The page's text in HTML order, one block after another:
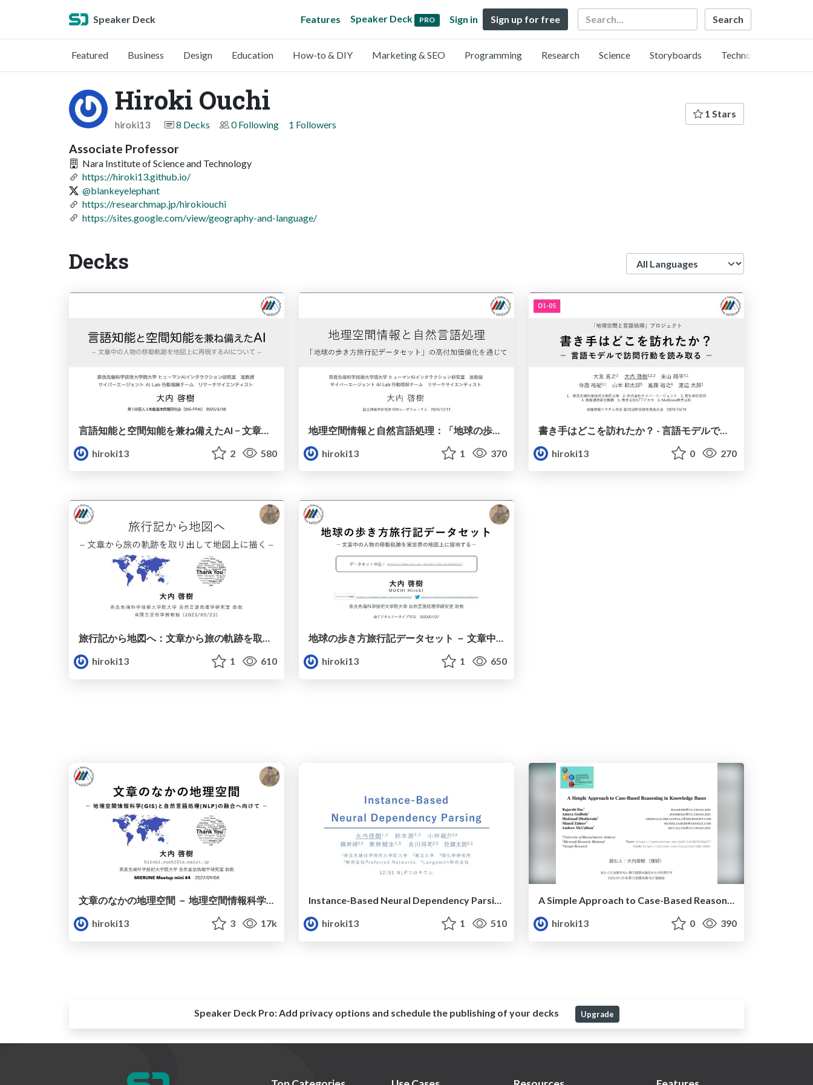
Speaker Deck Features Speaker Deck PRO Sign in Sign up for free Search
Featured Business Design Education How-to & DIY Marketing & SEO Programming Research Science Storyboards Technology
Hiroki Ouchi
hiroki13 8 Decks 0 Following 1 Followers
1 Stars
Associate Professor
Nara Institute of Science and Technology
https://hiroki13.github.io/
@blankeyelephant
https://researchmap.jp/hirokiouchi
https://sites.google.com/view/geography-and-language/
Decks
hiroki13
2 580
hiroki13
1 370
書き手はどこを訪れたか？ - 言語モデルで訪問行動を読み取る -
hiroki13
0 270
hiroki13
1 610
hiroki13
1 650
hiroki13
3 17k
hiroki13
1 510
hiroki13
0 390
Speaker Deck Pro:Add privacy options and schedule the publishing of your decks Upgrade